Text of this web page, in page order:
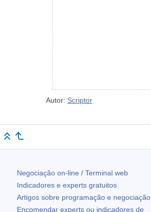
Autor: Scriptor
Negociação on-line / Terminal web
Indicadores e experts gratuitos
Artigos sobre programação e negociação
Encomendar experts ou indicadores de